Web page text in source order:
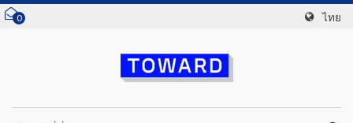
0 ไทย